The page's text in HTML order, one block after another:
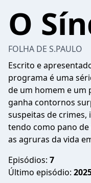
O
FOLHA DE S.PAULO
Escrito e
programa é uma
de um homem e um
ganha contornos
suspeitas de crimes,
tendo como pano
as agruras da vida
Episódios: 7
Último episódio: